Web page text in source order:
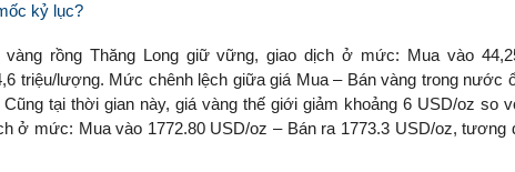
kỷ lục?
rồng Thăng Long giữ vững, giao dịch ở mức: Mua vào
triệu/lượng. Mức chênh lệch giữa giá Mua – Bán vàng trong nước
Cũng tại thời gian này, giá vàng thế giới giảm khoảng 6 USD/oz so
ở mức: Mua vào 1772.80 USD/oz – Bán ra 1773.3 USD/oz, tương